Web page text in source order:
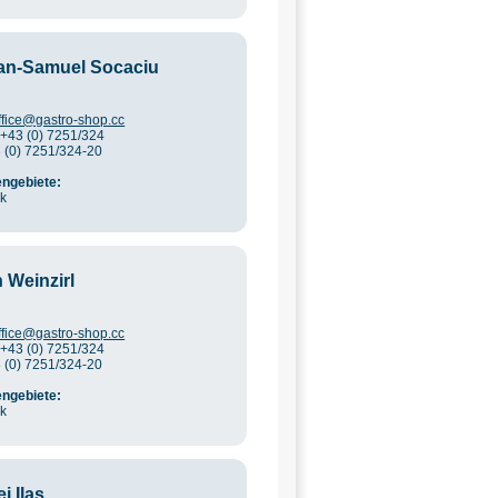
Samuel Socaciu
shop.cc
(0) 7251/324
(0) 7251/324-20
Weinzirl
shop.cc
(0) 7251/324
(0) 7251/324-20
Ilas